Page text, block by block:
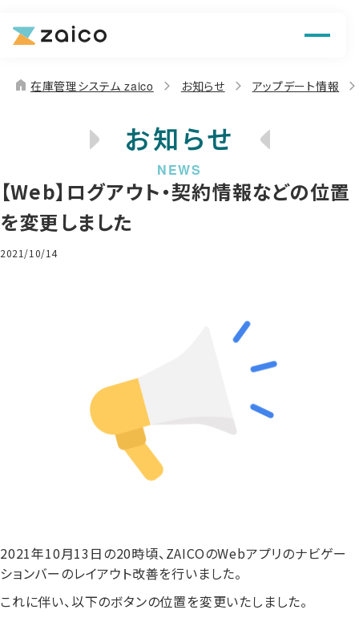
機能
お役立ち情報
home 在庫管理システム zaico お知らせ アップデート情報
お知らせ
【Web】ログアウト・契約情報などの位置
を変更しました
2021/10/14
2021年10月13日の20時頃、ZAICOのWebアプリのナビゲー
ションバーのレイアウト改善を行いました。
これに伴い、以下のボタンの位置を変更いたしました。